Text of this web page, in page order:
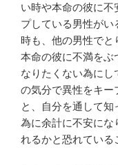
い時や本命の彼に
プしている男性が
時も、他の男性でと
本命の彼に不満をぶ
なりたくない為に
の気分で異性をキー
と、自分を通して
為に余計に不安にな
れるかと恐れている